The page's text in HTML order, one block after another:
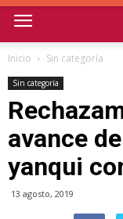
Inicio Sin categoría
Sin categoría
avance
yanqui
13 agosto, 2019